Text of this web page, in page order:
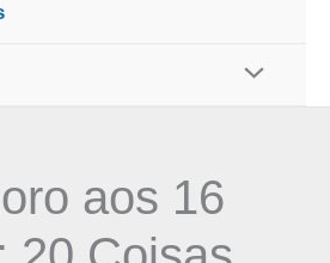
aos 16